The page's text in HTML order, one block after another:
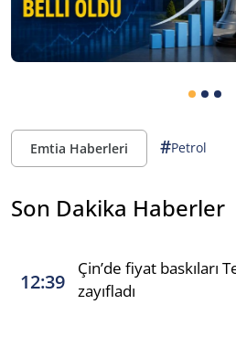
Emtia Haberleri #Petrol
Son Dakika Haberler
12:39
Çin’de fiyat baskıları
zayıfladı